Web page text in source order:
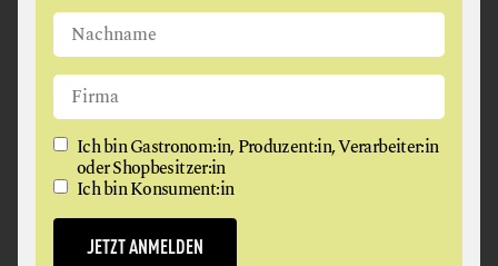
Werde jetzt Teil unserer Bewegung und melde dich für
unseren kostenlosen Newsletter an!
Ich bin Gastronom:in, Produzent:in, Verarbeiter:in
oder Shopbesitzer:in
Ich bin Konsument:in
JETZT ANMELDEN